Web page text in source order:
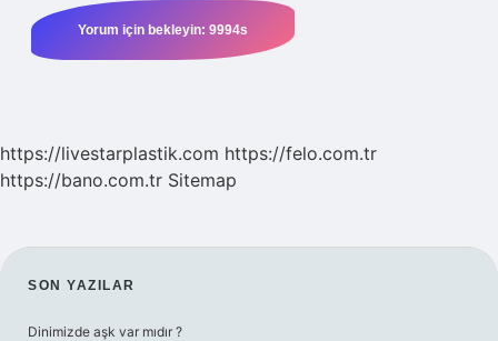
https://livestarplastik.com https://felo.com.tr
https://bano.com.tr Sitemap
SIDEBAR
SON YAZILAR
Dinimizde aşk var mıdır ?